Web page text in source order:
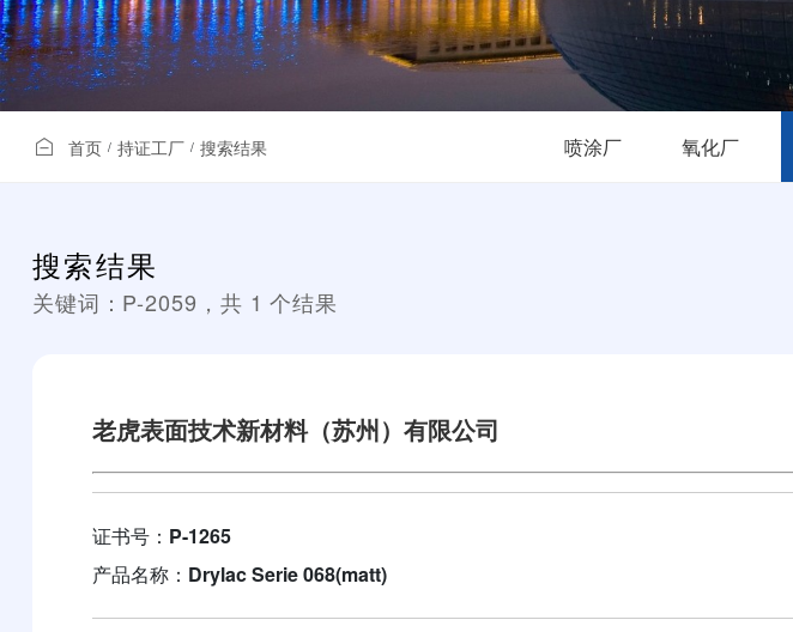
首页 / 持证工厂 / 搜索结果 喷涂厂 氧化厂
搜索结果
关键词： P-2059 ，共 1 个结果
老虎表面技术新材料（苏州）有限公司
证书号： P-1265
产品名称： Drylac Serie 068(matt)